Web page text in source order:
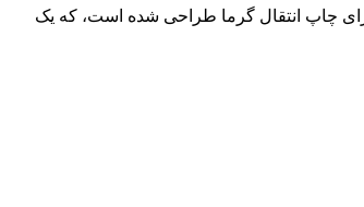
چاپ انتقال گرما طراحی شده است، که یک